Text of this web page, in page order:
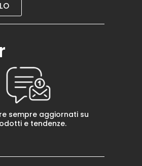
sempre aggiornati su
e tendenze.